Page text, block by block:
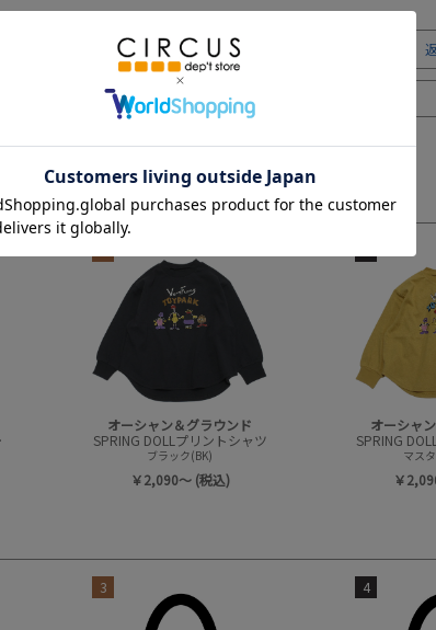
ス
オーシャン＆グラウンド
SPRING DOLLプリントシャツ
ブラック(BK)
￥2,090～ (税込)
オーシャ
SPRING
マス
￥
3 4